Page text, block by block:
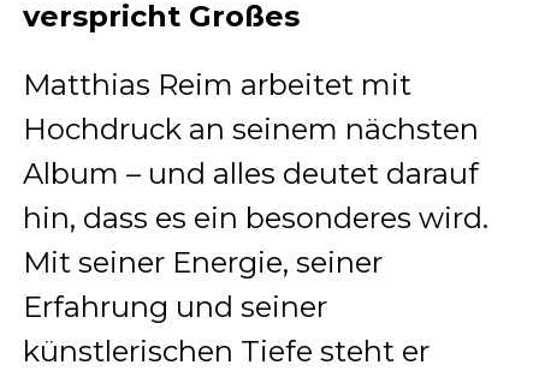
verspricht Großes
Matthias Reim arbeitet mit
Hochdruck an seinem nächsten
Album – und alles deutet darauf
hin, dass es ein besonderes wird.
Mit seiner Energie, seiner
Erfahrung und seiner
künstlerischen Tiefe steht er